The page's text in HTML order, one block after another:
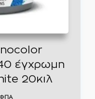
έγχρωμη
20κιλ
ΦΠΑ